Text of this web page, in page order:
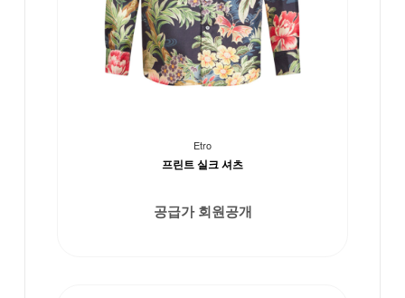
Etro
프린트 실크 셔츠
공급가 회원공개